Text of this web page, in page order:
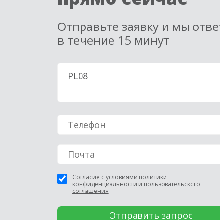
Отправьте заявку и мы
в течение 15 минут
Согласие с условиями политики
конфиденциальности и пользовательского
соглашения